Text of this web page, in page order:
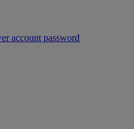
account password